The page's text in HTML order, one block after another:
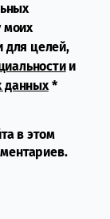
моих
для целей,
и
данных*
в этом